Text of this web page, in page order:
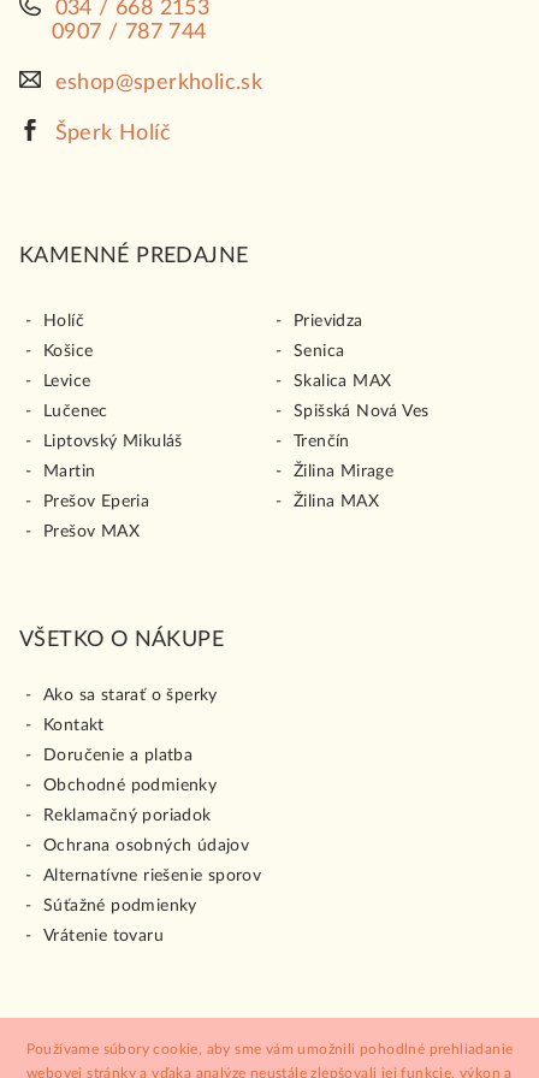
Používame súbory cookie, aby sme vám umožnili pohodlné prehliadanie
webovej stránky a vďaka analýze neustále zlepšovali jej funkcie, výkon a
034 / 668 2153
0907 / 787 744
eshop@sperkholic.sk
Šperk Holíč
KAMENNÉ PREDAJNE
Holíč
Košice
Levice
Lučenec
Liptovský Mikuláš
Martin
Prešov Eperia
Prešov MAX
Prievidza
Senica
Skalica MAX
Spišská Nová Ves
Trenčín
Žilina Mirage
Žilina MAX
VŠETKO O NÁKUPE
Ako sa starať o šperky
Kontakt
Doručenie a platba
Obchodné podmienky
Reklamačný poriadok
Ochrana osobných údajov
Alternatívne riešenie sporov
Súťažné podmienky
Vrátenie tovaru
Copyright 2026ŠPERK HOLÍČ. Všetky práva vyhradené.